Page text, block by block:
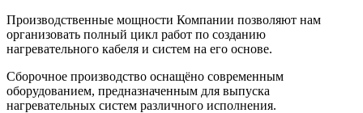
Производственные мощности Компании позволяют нам
организовать полный цикл работ по созданию
нагревательного кабеля и систем на его основе.
Сборочное производство оснащёно современным
оборудованием, предназначенным для выпуска
нагревательных систем различного исполнения.